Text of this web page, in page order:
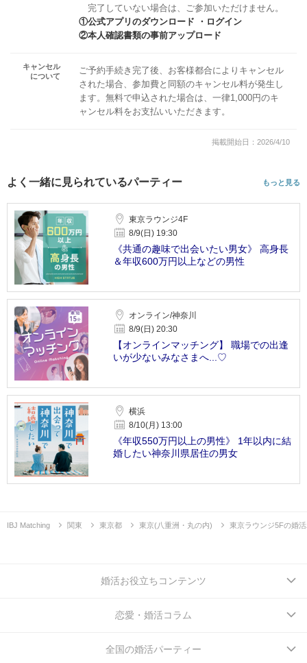
完了していない場合は、ご参加いただけません。
①公式アプリのダウンロード ・ログイン
②本人確認書類の事前アップロード
キャンセル
について
ご予約手続き完了後、お客様都合によりキャンセル
された場合、参加費と同額のキャンセル料が発生し
ます。無料で申込された場合は、一律1,000円のキ
ャンセル料をお支払いいただきます。
掲載開始日：2026/4/10
よく一緒に見られているパーティー もっと見る
東京ラウンジ4F
8/9(日) 19:30
《共通の趣味で出会いたい男女》 高身長
＆年収600万円以上などの男性
オンライン/神奈川
8/9(日) 20:30
【オンラインマッチング】 職場での出逢
いが少ないみなさまへ...♡
横浜
8/10(月) 13:00
《年収550万円以上の男性》 1年以内に結
婚したい神奈川県居住の男女
IBJ Matching 関東 東京都 東京(八重洲・丸の内) 東京ラウンジ5Fの婚
婚活お役立ちコンテンツ
恋愛・婚活コラム
全国の婚活パーティー